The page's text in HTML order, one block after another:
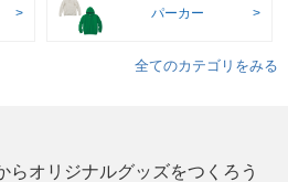
パーカー
全てのカテゴリをみる
らオリジナルグッズをつくろう